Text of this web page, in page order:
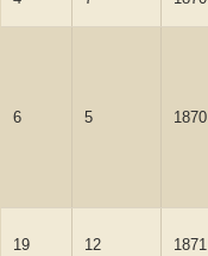
6 5 1870
19 12 1871